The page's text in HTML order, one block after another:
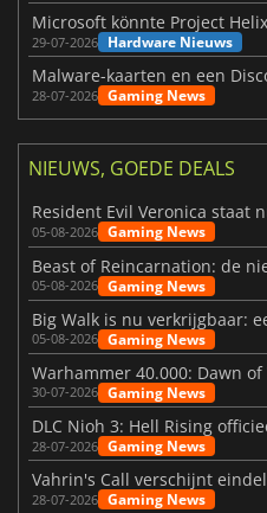
29-07-2026 Hardware Nieuws
28-07-2026 Gaming News
NIEUWS, GOEDE DEALS
05-08-2026 Gaming News
05-08-2026 Gaming News
05-08-2026 Gaming News
30-07-2026 Gaming News
DLC Nioh 3: Hell Rising
28-07-2026 Gaming News
28-07-2026 Gaming News